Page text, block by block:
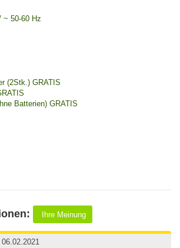
~ 50-60 Hz
(2Stk.) GRATIS
Batterien) GRATIS
Ihre Meinung